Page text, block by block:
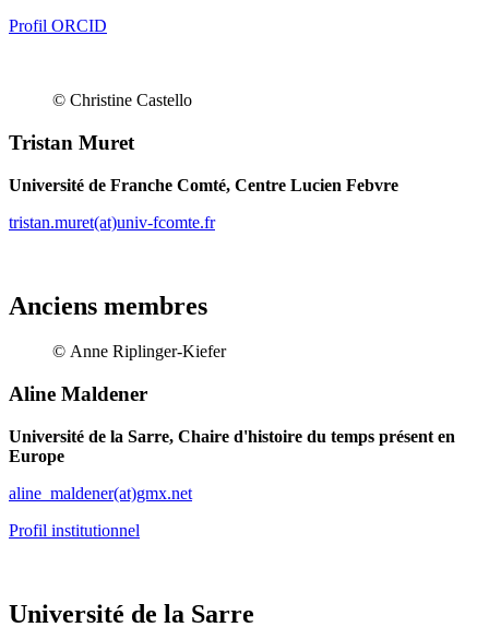
Profil ORCID
© Christine Castello
Tristan Muret
Université de Franche Comté, Centre Lucien Febvre
tristan.muret(at)univ-fcomte.fr
Anciens membres
© Anne Riplinger-Kiefer
Aline Maldener
Université de la Sarre, Chaire d'histoire du temps présent en
Europe
aline_maldener(at)gmx.net
Profil institutionnel
Université de la Sarre